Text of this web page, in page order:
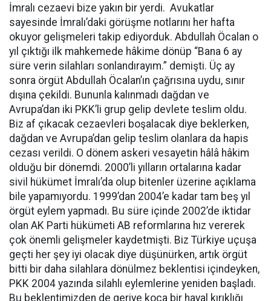
İmralı cezaevi bize yakın bir yerdi. Avukatlar
sayesinde İmralı’daki görüşme notlarını her hafta
okuyor gelişmeleri takip ediyorduk. Abdullah Öcalan o
yıl çıktığı ilk mahkemede hâkime dönüp “Bana 6 ay
süre verin silahları sonlandırayım.” demişti. Üç ay
sonra örgüt Abdullah Öcalan’ın çağrısına uydu, sınır
dışına çekildi. Bununla kalınmadı dağdan ve
Avrupa’dan iki PKK’li grup gelip devlete teslim oldu.
Biz af çıkacak cezaevleri boşalacak diye beklerken,
dağdan ve Avrupa’dan gelip teslim olanlara da hapis
cezası verildi. O dönem askeri vesayetin hâlâ hâkim
olduğu bir dönemdi. 2000’li yılların ortalarına kadar
sivil hükümet İmralı’da olup bitenler üzerine açıklama
bile yapamıyordu. 1999’dan 2004’e kadar tam beş yıl
örgüt eylem yapmadı. Bu süre içinde 2002’de iktidar
olan AK Parti hükümeti AB reformlarına hız vererek
çok önemli gelişmeler kaydetmişti. Biz Türkiye uçuşa
geçti her şey iyi olacak diye düşünürken, artık örgüt
bitti bir daha silahlara dönülmez beklentisi içindeyken,
PKK 2004 yazında silahlı eylemlerine yeniden başladı.
Bu beklentimizden de geriye koca bir hayal kırıklığı